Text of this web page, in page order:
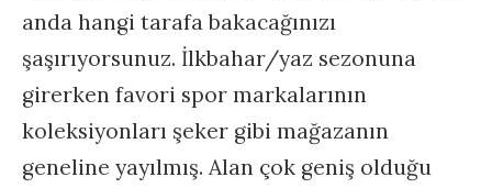
anda hangi tarafa bakacağınızı
şaşırıyorsunuz. İlkbahar/yaz sezonuna
girerken favori spor markalarının
koleksiyonları şeker gibi mağazanın
geneline yayılmış. Alan çok geniş olduğu